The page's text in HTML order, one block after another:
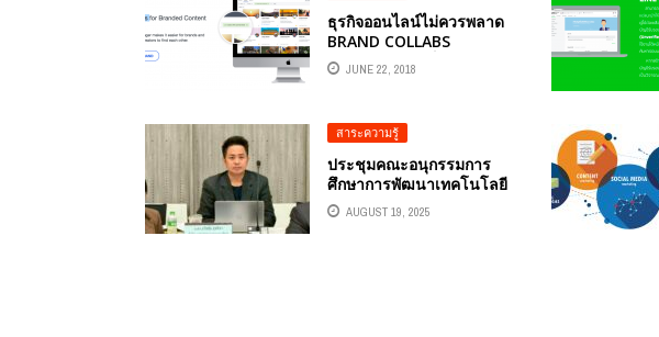
ธุรกิจออนไลน์ไม่ควรพลาด
BRAND COLLABS
MANAGER แพล็ทฟอร์ม
เชื่อมโยงแบรนด์และผู้ทรง
INFLUENCER
JUNE 22, 2018
สาระความรู้
ประชุมคณะอนุกรรมการ
ศึกษาการพัฒนาเทคโนโลยี
และนวัตกรรมให้เท่าทันต่อ
โลกดิจิทัล (ภายใต้คณะ
AUGUST 19, 2025